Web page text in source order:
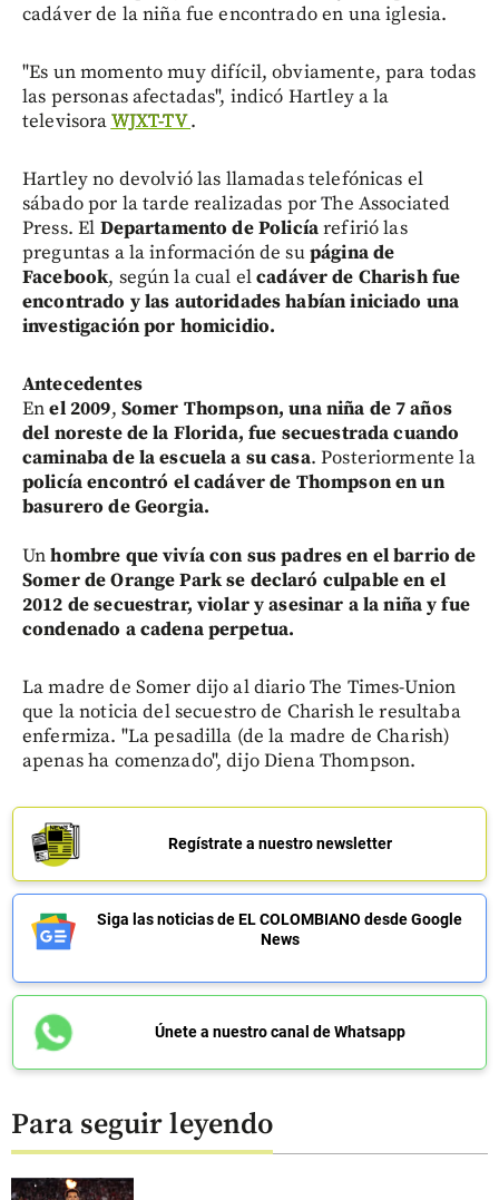
cadáver de la niña fue encontrado en una iglesia.
"Es un momento muy difícil, obviamente, para todas
las personas afectadas", indicó Hartley a la
televisoraWJXT-TV.
Hartley no devolvió las llamadas telefónicas el
sábado por la tarde realizadas por The Associated
Press. El Departamento de Policíarefirió las
preguntas a la información de supágina de
Facebook, según la cual elcadáver de Charish fue
encontrado y las autoridades habían iniciado una
investigación por homicidio.
Antecedentes
Enel 2009, Somer Thompson, una niña de 7 años
del noreste de la Florida, fue secuestrada cuando
caminaba de la escuela a su casa. Posteriormente la
policía encontró el cadáver de Thompson en un
basurero de Georgia.
Unhombre que vivía con sus padres en el barrio de
Somer de Orange Park se declaró culpable en el
2012 de secuestrar, violar y asesinar a la niña y fue
condenado a cadena perpetua.
La madre de Somer dijo al diario The Times-Union
que la noticia del secuestro de Charish le resultaba
enfermiza. "La pesadilla (de la madre de Charish)
apenas ha comenzado", dijo Diena Thompson.
Regístrate a nuestro newsletter
Siga las noticias de EL COLOMBIANO desde Google
News
Únete a nuestro canal de Whatsapp
Para seguir leyendo